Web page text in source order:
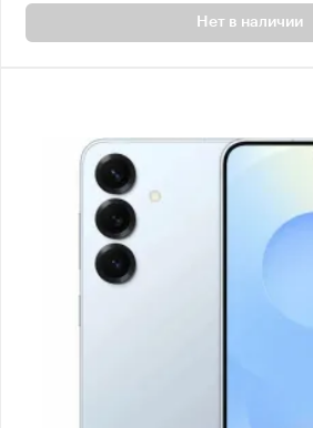
Нет в наличии